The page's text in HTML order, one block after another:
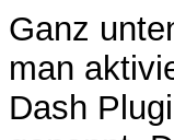
Ganz
man
Dash